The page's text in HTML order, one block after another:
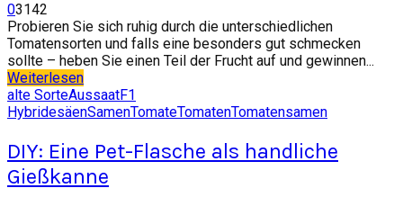
03142
Probieren Sie sich ruhig durch die unterschiedlichen
Tomatensorten und falls eine besonders gut schmecken
sollte – heben Sie einen Teil der Frucht auf und gewinnen...
Weiterlesen
alte SorteAussaatF1
HybridesäenSamenTomateTomatenTomatensamen
DIY: Eine Pet-Flasche als handliche
Gießkanne